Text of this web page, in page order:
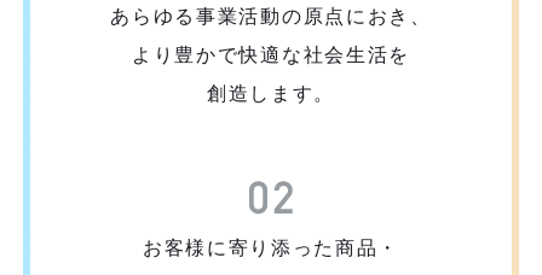
あらゆる事業活動の原点におき、
より豊かで快適な社会生活を
創造します。
お客様に寄り添った商品・